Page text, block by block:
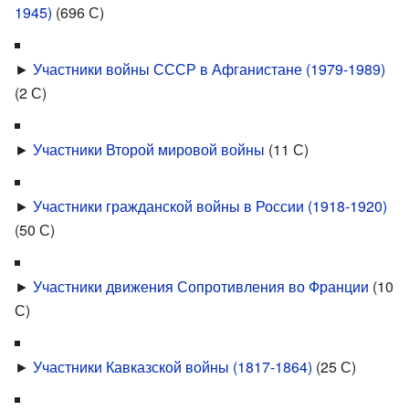
1945) (696 С)
► Участники войны СССР в Афганистане (1979-1989)
(2 С)
► Участники Второй мировой войны (11 С)
► Участники гражданской войны в России (1918-1920)
(50 С)
► Участники движения Сопротивления во Франции (10
С)
► Участники Кавказской войны (1817-1864) (25 С)